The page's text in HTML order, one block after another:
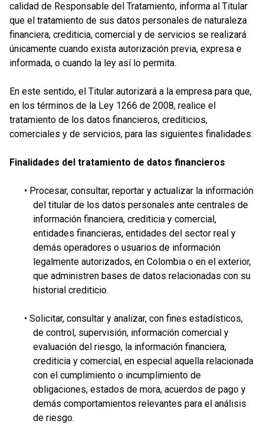
calidad de Responsable del Tratamiento, informa al Titular
que el tratamiento de sus datos personales de naturaleza
financiera, crediticia, comercial y de servicios se realizará
únicamente cuando exista autorización previa, expresa e
informada, o cuando la ley así lo permita.
En este sentido, el Titular autorizará a la empresa para que,
en los términos de la Ley 1266 de 2008, realice el
tratamiento de los datos financieros, crediticios,
comerciales y de servicios, para las siguientes finalidades:
Finalidades del tratamiento de datos financieros
• Procesar, consultar, reportar y actualizar la información
del titular de los datos personales ante centrales de
información financiera, crediticia y comercial,
entidades financieras, entidades del sector real y
demás operadores o usuarios de información
legalmente autorizados, en Colombia o en el exterior,
que administren bases de datos relacionadas con su
historial crediticio.
• Solicitar, consultar y analizar, con fines estadísticos,
de control, supervisión, información comercial y
evaluación del riesgo, la información financiera,
crediticia y comercial, en especial aquella relacionada
con el cumplimiento o incumplimiento de
obligaciones, estados de mora, acuerdos de pago y
demás comportamientos relevantes para el análisis
de riesgo.